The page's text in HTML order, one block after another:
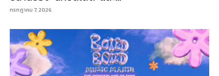
กรกฎาคม 7, 2026